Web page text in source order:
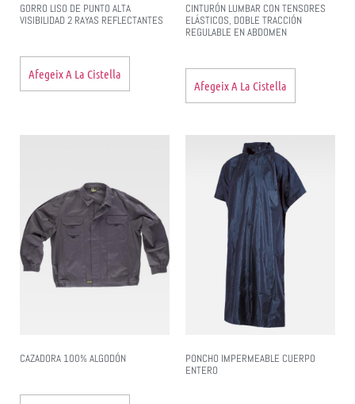
GORRO LISO DE PUNTO ALTA
VISIBILIDAD 2 RAYAS REFLECTANTES
Afegeix A La Cistella
CINTURÓN LUMBAR CON TENSORES
ELÁSTICOS, DOBLE TRACCIÓN
REGULABLE EN ABDOMEN
Afegeix A La Cistella
CAZADORA 100% ALGODÓN
PONCHO IMPERMEABLE CUERPO
ENTERO